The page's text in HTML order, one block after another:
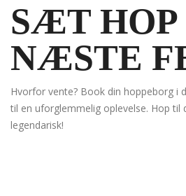
SÆT
NÆSTE
Hvorfor vente? Book din hoppeborg i
til en uforglemmelig oplevelse. Hop til
legendarisk!